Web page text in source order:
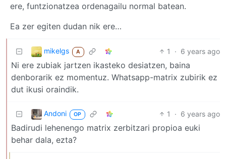
ere, funtzionatzea ordenagailu normal batean.
Ea zer egiten dudan nik ere…
mikelgs A 1 · 6 years ago
Ni ere zubiak jartzen ikasteko desiatzen, baina
denborarik ez momentuz. Whatsapp-matrix zubirik ez
dut ikusi oraindik.
Andoni OP 1 · 6 years ago
Badirudi lehenengo matrix zerbitzari propioa euki
behar dala, ezta?